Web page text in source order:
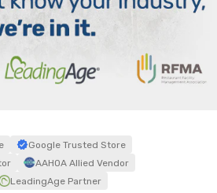
Google Trusted Store
AAHOA Allied Vendor
LeadingAge Partner